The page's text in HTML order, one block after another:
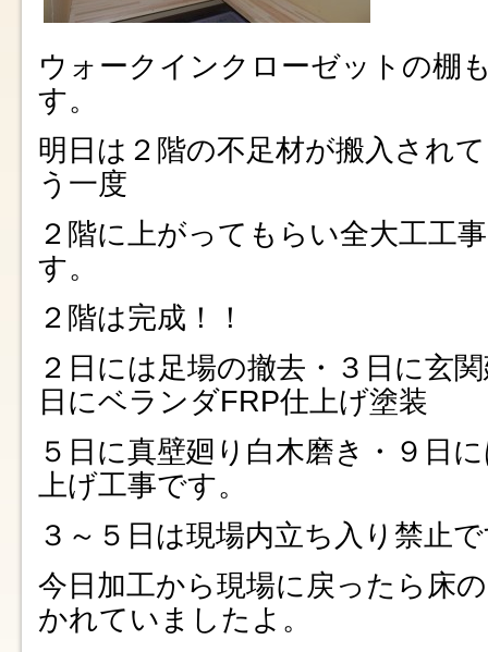
ウォークインクローゼットの棚
す。
明日は２階の不足材が搬入され
う一度
２階に上がってもらい全大工工
す。
２階は完成！！
２日には足場の撤去・３日に玄
日にベランダFRP仕上げ塗装
５日に真壁廻り白木磨き・９日
上げ工事です。
３～５日は現場内立ち入り禁止
今日加工から現場に戻ったら床
かれていましたよ。